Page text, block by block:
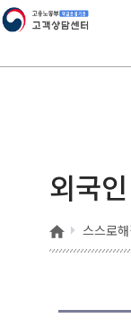
고용
외국
홈 스스로